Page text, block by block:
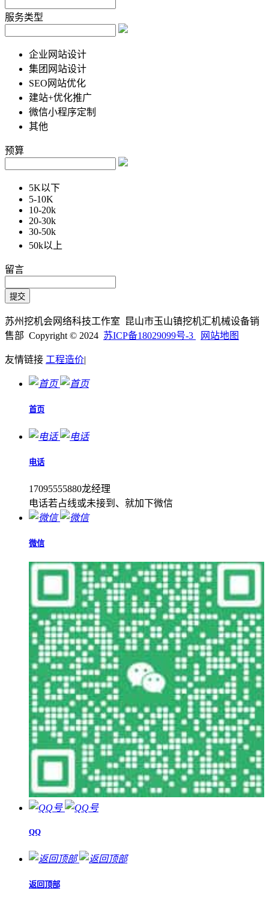
服务类型
企业网站设计
集团网站设计
SEO网站优化
建站+优化推广
微信小程序定制
其他
预算
5K以下
5-10K
10-20k
20-30k
30-50k
50k以上
留言
苏州挖机会网络科技工作室 昆山市玉山镇挖机汇机械设备销
售部 Copyright © 2024 苏ICP备18029099号-3 网站地图
友情链接 工程造价|
首页
电话
17095555880龙经理
电话若占线或未接到、就加下微信
微信
QQ
返回顶部